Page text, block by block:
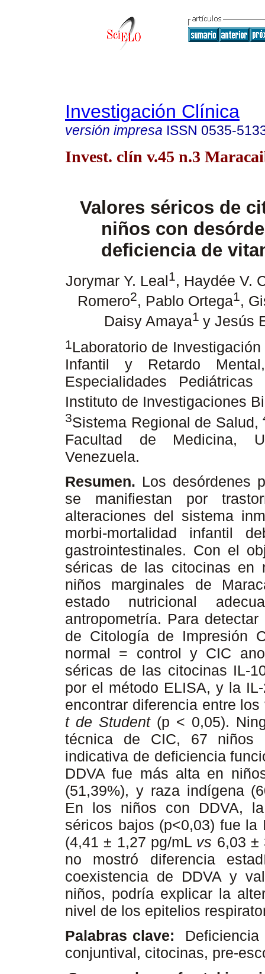
Investigación Clínica
versión impresa ISSN 0535-
Invest. clín v.45 n.3
Valores séricos de
niños con
deficiencia de
Jorymar Y. Leal1 , Haydée V.
Romero2, Pablo Ortega1,
Daisy Amaya1 y Jesús
1Laboratorio de
Infantil y Retardo
Especialidades
Instituto de Investigaciones
3Sistema Regional de Salud,
Facultad de Medicina,
Venezuela.
Resumen. Los desórdenes
se manifiestan por
alteraciones del sistema
morbi-mortalidad infantil
gastrointestinales. Con el
séricas de las citocinas en
niños marginales de
estado nutricional
antropometría. Para
de Citología de Impresión
normal = control y CIC
séricas de las citocinas IL-
por el método ELISA, y la
encontrar diferencia entre
t de Student(p < 0,05).
técnica de CIC, 67 niños
indicativa de deficiencia
DDVA fue más alta en
(51,39%), y raza indígena
En los niños con DDVA,
séricos bajos (p<0,03) fue la
(4,41 ± 1,27 pg/mL vs 6,03 ±
no mostró diferencia
coexistencia de DDVA y
niños, podría explicar la
nivel de los epitelios
Palabras clave:
conjuntival, citocinas, pre-